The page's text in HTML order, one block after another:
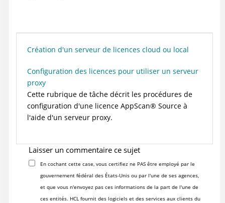
Création d'un serveur de licences cloud ou local
Configuration des licences pour utiliser un serveur
proxy
Cette rubrique de tâche décrit les procédures de
configuration d'une licence AppScan® Source à
l'aide d'un serveur proxy.
Laisser un commentaire ce sujet
En cochant cette case, vous certifiez ne PAS être employé par le
gouvernement fédéral des États-Unis ou par l'une de ses agences,
et que vous n'envoyez pas ces informations de la part de l'une de
ces entités. HCL fournit des logiciels et des services aux clients du